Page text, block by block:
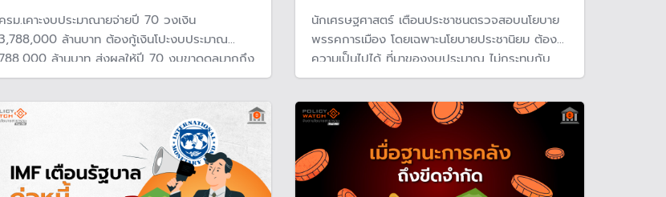
ครม.เคาะงบประมาณายจ่ายปี 70 วงเงิน
ล้านบาท ต้องกู้เงินโปะงบประมาณ
ล้านบาท ส่งผลให้ปี 70 งบขาดดุลมากถึง
คาดสัดส่วนหนี้สาธารณะจะขยับขึ้นจาก 66%
พดานหนี้สาธารณะ หากต้องกู้มามาแก้ผลกระทบจาก
นักเศรษฐศาสตร์ เตือนประชาชนตรวจสอบนโยบาย
พรรคการเมือง โดยเฉพาะนโยบายประชานิยม ต้องดู
ความเป็นไปได้ ที่มาของงบประมาณ ไม่กระทบกับ
ฐานะการคลังของประเทศที่เสี่ยงหนี้สาธารณะใกล้แตะ